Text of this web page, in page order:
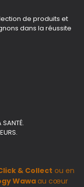
de produits et
dans la réussite
& Collect ou en
Wawaau cœur